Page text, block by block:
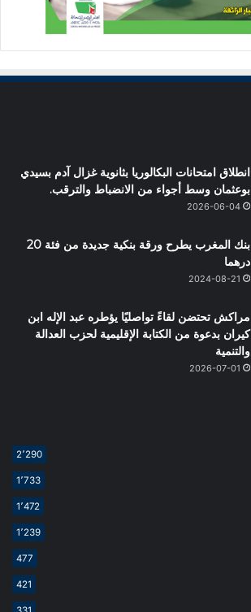
انطلاق امتحانات البكالوريا بثانوية غزال آدم بسيدي
بوعثمان وسط أجواء من الانضباط والترقب.
2026-06-04
بنك المغرب يطرح ورقة بنكية جديدة من فئة 20
درهما
2024-08-21
مراكش تحتضن لقاءً تواصليًا يؤطره عبد الإله ابن
كيران بدعوة من الكتابة الإقليمية لحزب العدالة
والتنمية
2026-07-01
2٬290
1٬733
1٬472
1٬239
477
421